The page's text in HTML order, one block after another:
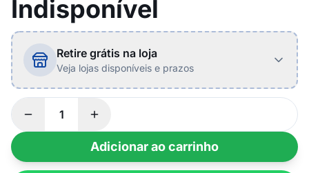
Indisponível
Retire grátis na loja
Veja lojas disponíveis e prazos
Adicionar ao carrinho